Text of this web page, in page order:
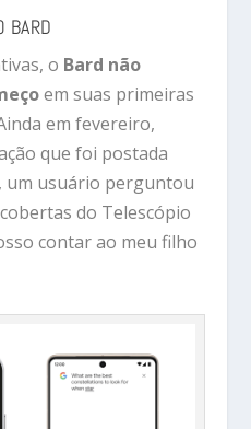
BARD
o Bard não
em suas primeiras
em fevereiro,
que foi postada
um usuário perguntou
do Telescópio
contar ao meu filho